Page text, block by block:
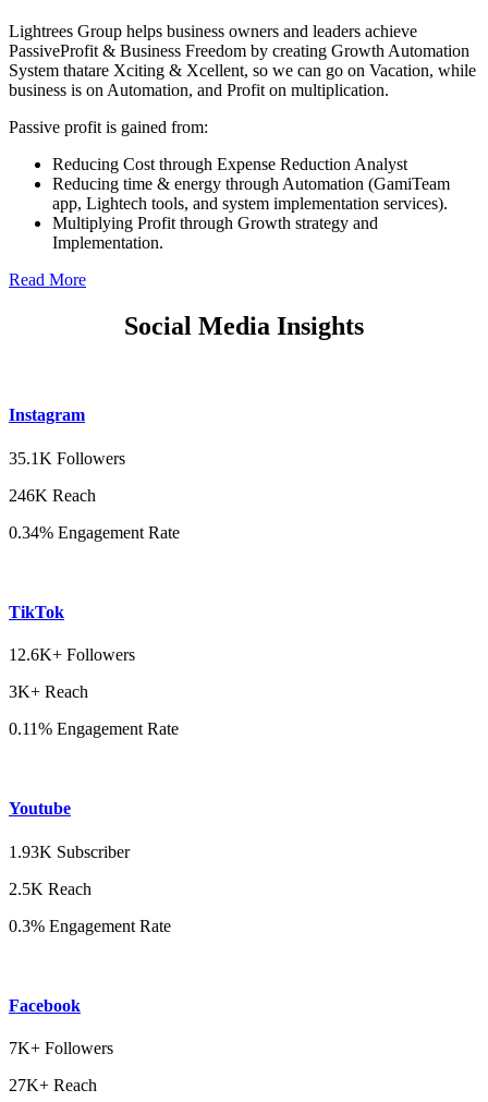
Lightrees Group helps business owners and leaders achieve
PassiveProfit & Business Freedom by creating Growth Automation
System thatare Xciting & Xcellent, so we can go on Vacation, while
business is on Automation, and Profit on multiplication.
Passive profit is gained from:
Reducing Cost through Expense Reduction Analyst
Reducing time & energy through Automation (GamiTeam
app, Lightech tools, and system implementation services).
Multiplying Profit through Growth strategy and
Implementation.
Read More
Social Media Insights
Instagram
35.1K Followers
246K Reach
0.34% Engagement Rate
TikTok
12.6K+ Followers
3K+ Reach
0.11% Engagement Rate
Youtube
1.93K Subscriber
2.5K Reach
0.3% Engagement Rate
Facebook
7K+ Followers
27K+ Reach